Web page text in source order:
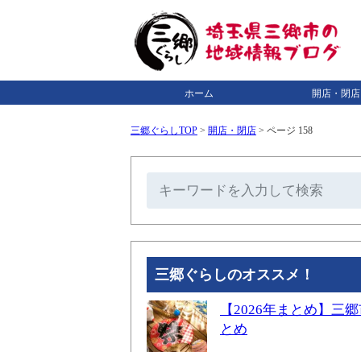
ホーム 開店・閉店
三郷ぐらしTOP > 開店・閉店 > ページ 158
三郷ぐらしのオススメ！
【2026年まとめ】三
とめ